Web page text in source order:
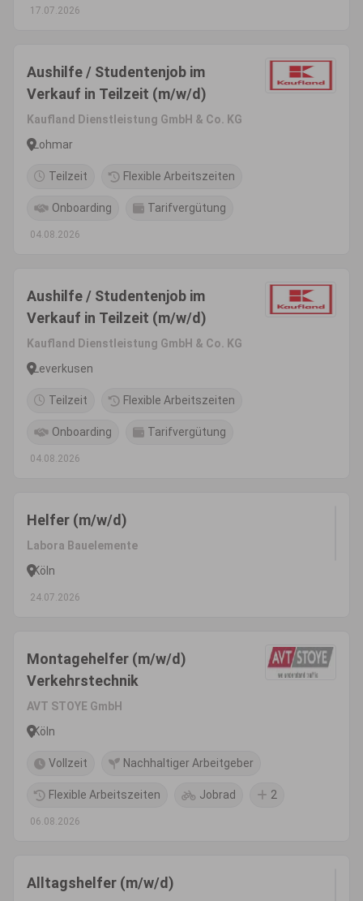
17.07.2026
Aushilfe / Studentenjob im
Verkauf in Teilzeit (m/w/d)
Kaufland Dienstleistung GmbH & Co. KG
Lohmar
Teilzeit Flexible Arbeitszeiten
Onboarding Tarifvergütung
04.08.2026
Aushilfe / Studentenjob im
Verkauf in Teilzeit (m/w/d)
Kaufland Dienstleistung GmbH & Co. KG
Leverkusen
Teilzeit Flexible Arbeitszeiten
Onboarding Tarifvergütung
04.08.2026
Helfer (m/w/d)
Labora Bauelemente
Köln
24.07.2026
Montagehelfer (m/w/d)
Verkehrstechnik
AVT STOYE GmbH
Köln
Vollzeit Nachhaltiger Arbeitgeber
Flexible Arbeitszeiten Jobrad 2
06.08.2026
Alltagshelfer (m/w/d)